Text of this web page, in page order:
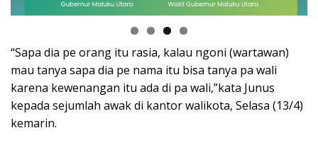
“Sapa dia pe orang itu rasia, kalau ngoni (wartawan)
mau tanya sapa dia pe nama itu bisa tanya pa wali
karena kewenangan itu ada di pa wali,”kata Junus
kepada sejumlah awak di kantor walikota, Selasa (13/4)
kemarin.